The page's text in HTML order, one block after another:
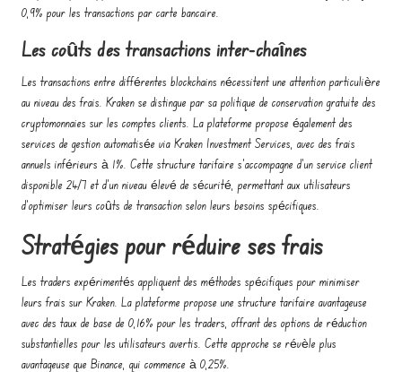
0,9% pour les transactions par carte bancaire.
Les coûts des transactions inter-chaînes
Les transactions entre différentes blockchains nécessitent une attention particulière
au niveau des frais. Kraken se distingue par sa politique de conservation gratuite des
cryptomonnaies sur les comptes clients. La plateforme propose également des
services de gestion automatisée via Kraken Investment Services, avec des frais
annuels inférieurs à 1%. Cette structure tarifaire s'accompagne d'un service client
disponible 24/7 et d'un niveau élevé de sécurité, permettant aux utilisateurs
d'optimiser leurs coûts de transaction selon leurs besoins spécifiques.
Stratégies pour réduire ses frais
Les traders expérimentés appliquent des méthodes spécifiques pour minimiser
leurs frais sur Kraken. La plateforme propose une structure tarifaire avantageuse
avec des taux de base de 0,16% pour les traders, offrant des options de réduction
substantielles pour les utilisateurs avertis. Cette approche se révèle plus
avantageuse que Binance, qui commence à 0,25%.